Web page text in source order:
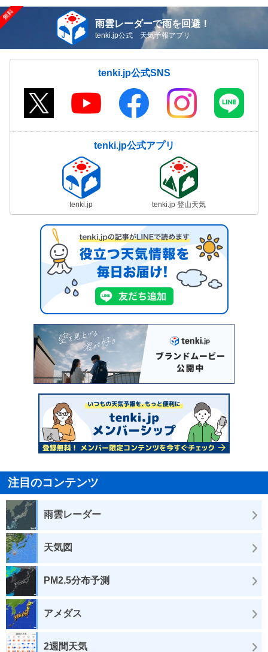
雨雲レーダーで雨を回避！
tenki.jp公式 天気予報アプリ
tenki.jp公式SNS
tenki.jp公式アプリ
tenki.jp tenki.jp 登山天気
注目のコンテンツ
雨雲レーダー
天気図
PM2.5分布予測
アメダス
2週間天気